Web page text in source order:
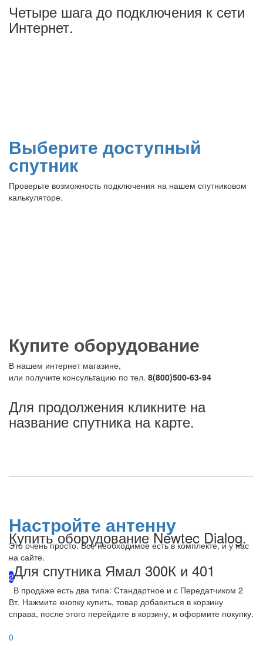
Четыре шага до подключения к сети
Интернет.
Выберите доступный
спутник
Проверьте возможность подключения на нашем спутниковом
калькуляторе.
Купите оборудование
В нашем интернет магазине,
или получите консультацию по тел. 8(800)500-63-94
Настройте антенну
Это очень просто. Все необходимое есть в комплекте, и у нас
на сайте.
Для продолжения кликните на
название спутника на карте.
Купить оборудование Newtec Dialog.
2Для спутника Ямал 300К и 401
В продаже есть два типа: Стандартное и с Передатчиком 2
Вт. Нажмите кнопку купить, товар добавиться в корзину
справа, после этого перейдите в корзину, и оформите покупку.
0